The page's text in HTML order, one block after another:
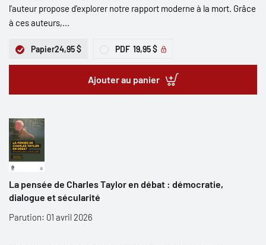
l'auteur propose d'explorer notre rapport moderne à la mort. Grâce
à ces auteurs,...
Papier24,95 $ PDF 19,95 $
Ajouter au panier
La pensée de Charles Taylor en débat : démocratie,
dialogue et sécularité
Parution: 01 avril 2026